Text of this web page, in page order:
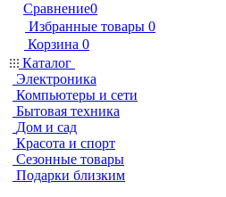
Сравнение0
Избранные товары 0
Корзина 0
Каталог
Электроника
Компьютеры и сети
Бытовая техника
Дом и сад
Красота и спорт
Сезонные товары
Подарки близким